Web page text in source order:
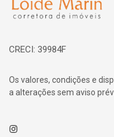
CRECI: 39984F
Os valores, condições e
a alterações sem aviso
Instagram